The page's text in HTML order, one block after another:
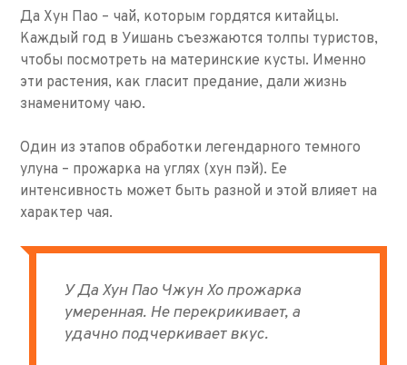
Да Хун Пао – чай, которым гордятся китайцы.
Каждый год в Уишань съезжаются толпы туристов,
чтобы посмотреть на материнские кусты. Именно
эти растения, как гласит предание, дали жизнь
знаменитому чаю.
Один из этапов обработки легендарного темного
улуна – прожарка на углях (хун пэй). Ее
интенсивность может быть разной и этой влияет на
характер чая.
У Да Хун Пао Чжун Хо прожарка
умеренная. Не перекрикивает, а
удачно подчеркивает вкус.